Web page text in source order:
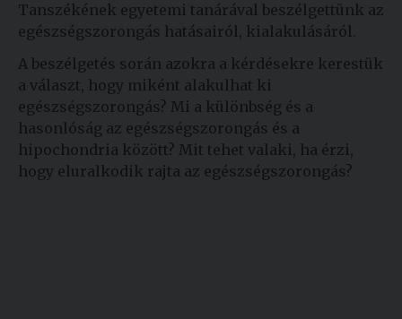
Tanszékének egyetemi tanárával beszélgettünk az
egészségszorongás hatásairól, kialakulásáról.
A beszélgetés során azokra a kérdésekre kerestük
a választ, hogy miként alakulhat ki
egészségszorongás? Mi a különbség és a
hasonlóság az egészségszorongás és a
hipochondria között? Mit tehet valaki, ha érzi,
hogy eluralkodik rajta az egészségszorongás?